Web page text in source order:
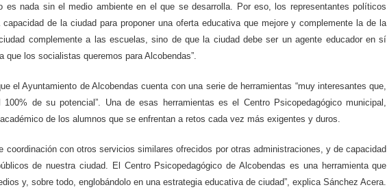
es nada sin el medio ambiente en el que se desarrolla. Por eso, los representantes políticos
de la ciudad para proponer una oferta educativa que mejore y complemente la de la
complemente a las escuelas, sino de que la ciudad debe ser un agente educador en sí
los socialistas queremos para Alcobendas”.
el Ayuntamiento de Alcobendas cuenta con una serie de herramientas “muy interesantes que,
de su potencial”. Una de esas herramientas es el Centro Psicopedagógico municipal,
de los alumnos que se enfrentan a retos cada vez más exigentes y duros.
coordinación con otros servicios similares ofrecidos por otras administraciones, y de capacidad
de nuestra ciudad. El Centro Psicopedagógico de Alcobendas es una herramienta que
y, sobre todo, englobándolo en una estrategia educativa de ciudad”, explica Sánchez Acera.